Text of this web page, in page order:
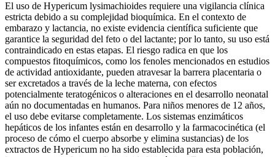
El uso de Hypericum lysimachioides requiere una vigilancia clínica
estricta debido a su complejidad bioquímica. En el contexto de
embarazo y lactancia, no existe evidencia científica suficiente que
garantice la seguridad del feto o del lactante; por lo tanto, su uso está
contraindicado en estas etapas. El riesgo radica en que los
compuestos fitoquímicos, como los fenoles mencionados en estudios
de actividad antioxidante, pueden atravesar la barrera placentaria o
ser excretados a través de la leche materna, con efectos
potencialmente teratogénicos o alteraciones en el desarrollo neonatal
aún no documentadas en humanos. Para niños menores de 12 años,
el uso debe evitarse completamente. Los sistemas enzimáticos
hepáticos de los infantes están en desarrollo y la farmacocinética (el
proceso de cómo el cuerpo absorbe y elimina sustancias) de los
extractos de Hypericum no ha sido establecida para esta población,